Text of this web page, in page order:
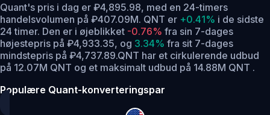
Quant's pris i dag er ₽4,895.98, med en 24-timers
handelsvolumen på ₽407.09M. QNT er +0.41% i de sidste
24 timer. Den er i øjeblikket -0.76% fra sin 7-dages
højestepris på ₽4,933.35, og 3.34% fra sit 7-dages
mindstepris på ₽4,737.89.QNT har et cirkulerende udbud
på 12.07M QNT og et maksimalt udbud på 14.88M QNT .
Populære Quant-konverteringspar